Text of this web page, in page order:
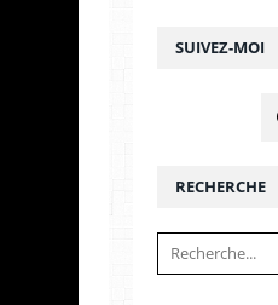
SUIVEZ-MOI
RECHERCHE